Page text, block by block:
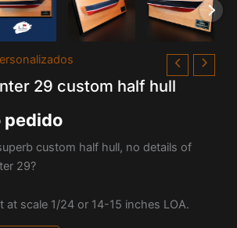
29 custom half hull
pedido
custom half hull, no details of
29?
at scale 1/24 or 14-15 inches LOA.